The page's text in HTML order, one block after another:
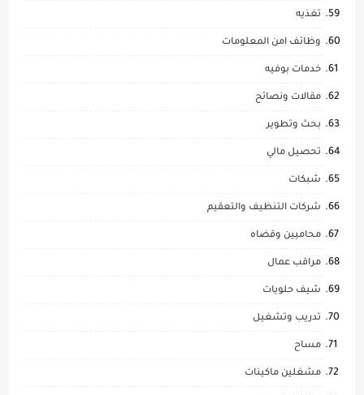
تغذيه
وظائف امن المعلومات
خدمات بوفيه
مقالات ونصائح
بحث وتطوير
تحصيل مالي
شبكات
شركات التنظيف والتعقيم
محاميين وقضاه
مراقب عمال
شيف حلويات
تدريب وتشغيل
مساح
مشغلين ماكينات